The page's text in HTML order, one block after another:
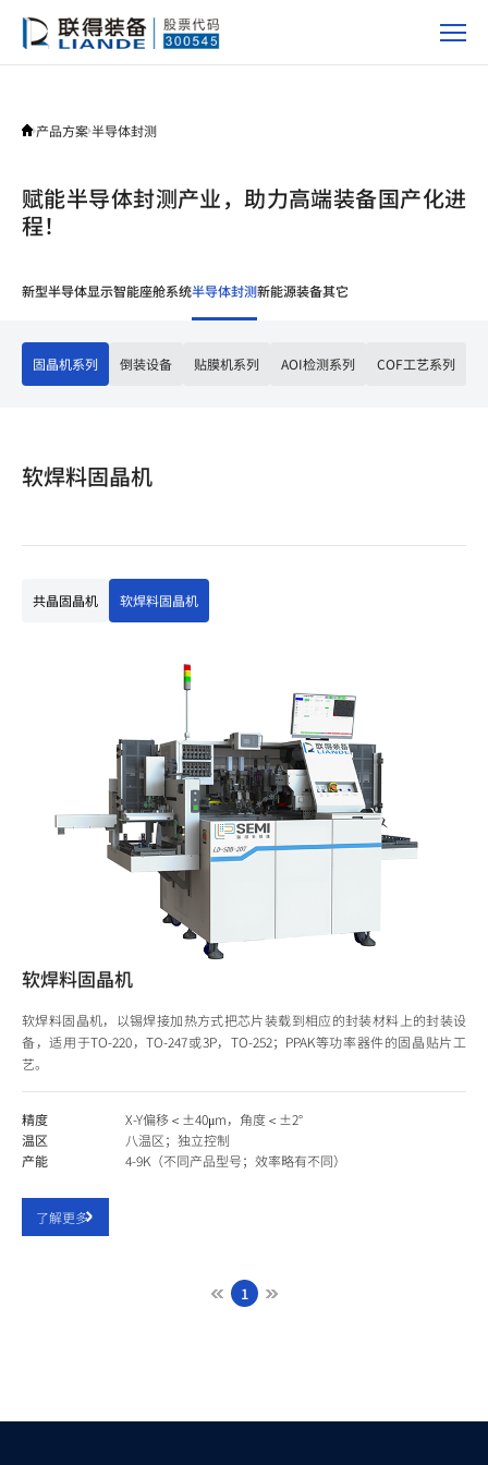
产品方案半导体封测
赋能半导体封测产业，助力高端装备国产化进
程！
新型半导体显示智能座舱系统半导体封测新能源装备其它
固晶机系列 倒装设备 贴膜机系列 AOI检测系列 COF工艺系列
软焊料固晶机
共晶固晶机 软焊料固晶机
软焊料固晶机
软焊料固晶机，以锡焊接加热方式把芯片装载到相应的封装材料上的封装设
备，适用于TO-220，TO-247或3P，TO-252；PPAK等功率器件的固晶贴片工
艺。
精度
X-Y偏移＜±40μm，角度＜±2°
温区
八温区；独立控制
产能
4-9K（不同产品型号；效率略有不同）
了解更多
1